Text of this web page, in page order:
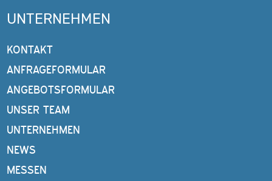
UNTERNEHMEN
KONTAKT
ANFRAGEFORMULAR
ANGEBOTSFORMULAR
UNSER TEAM
UNTERNEHMEN
NEWS
MESSEN